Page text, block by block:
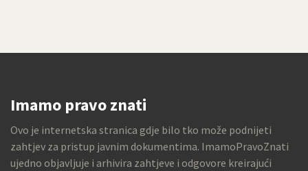
Imamo pravo znati
Ovo je internetska stranica gdje bilo tko može podnijeti
zahtjev za pristup javnim dokumentima. ImamoPravoZnati
ujedno objavljuje i arhivira zahtjeve i odgovore kreirajući